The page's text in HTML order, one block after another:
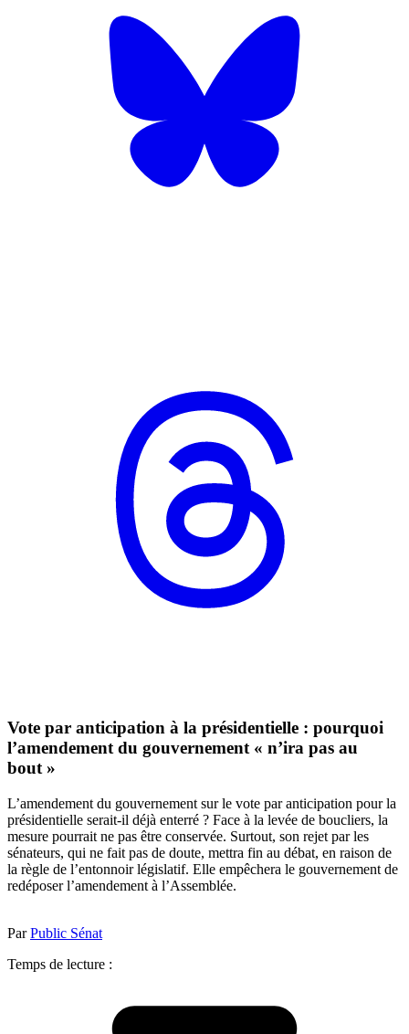
Vote par anticipation à la présidentielle : pourquoi
l’amendement du gouvernement « n’ira pas au
bout »
L’amendement du gouvernement sur le vote par anticipation pour la
présidentielle serait-il déjà enterré ? Face à la levée de boucliers, la
mesure pourrait ne pas être conservée. Surtout, son rejet par les
sénateurs, qui ne fait pas de doute, mettra fin au débat, en raison de
la règle de l’entonnoir législatif. Elle empêchera le gouvernement de
redéposer l’amendement à l’Assemblée.
ParPublic Sénat
Temps de lecture :